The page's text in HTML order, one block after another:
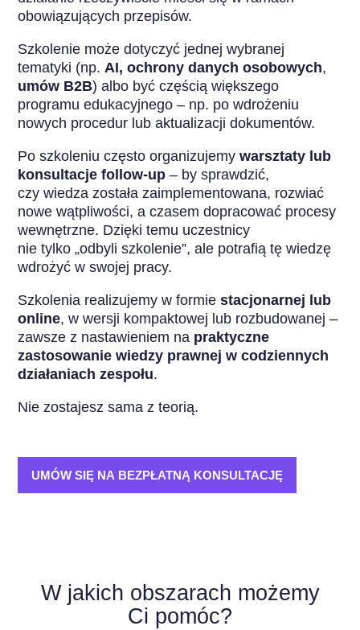
obowiązujących przepisów.
Szkolenie może dotyczyć jednej wybranej
tematyki (np.AI, ochrony danych osobowych,
umów B2B) albo być częścią większego
programu edukacyjnego – np. po wdrożeniu
nowych procedur lub aktualizacji dokumentów.
Po szkoleniu często organizujemywarsztaty lub
konsultacje follow-up – by sprawdzić,
czy wiedza została zaimplementowana, rozwiać
nowe wątpliwości, a czasem dopracować procesy
wewnętrzne. Dzięki temu uczestnicy
nie tylko „odbyli szkolenie”, ale potrafią tę wiedzę
wdrożyć w swojej pracy.
Szkolenia realizujemy w formiestacjonarnej lub
online, w wersji kompaktowej lub rozbudowanej –
zawsze z nastawieniem na praktyczne
zastosowanie wiedzy prawnej w codziennych
działaniach zespołu.
Nie zostajesz sama z teorią.
UMÓW SIĘ NA BEZPŁATNĄ KONSULTACJĘ
W jakich obszarach możemy
Ci pomóc?